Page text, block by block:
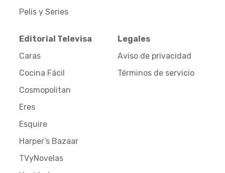
Pelis y Series
Editorial Televisa
Caras
Cocina Fácil
Cosmopolitan
Eres
Esquire
Harper’s Bazaar
TVyNovelas
Legales
Aviso de privacidad
Términos de servicio